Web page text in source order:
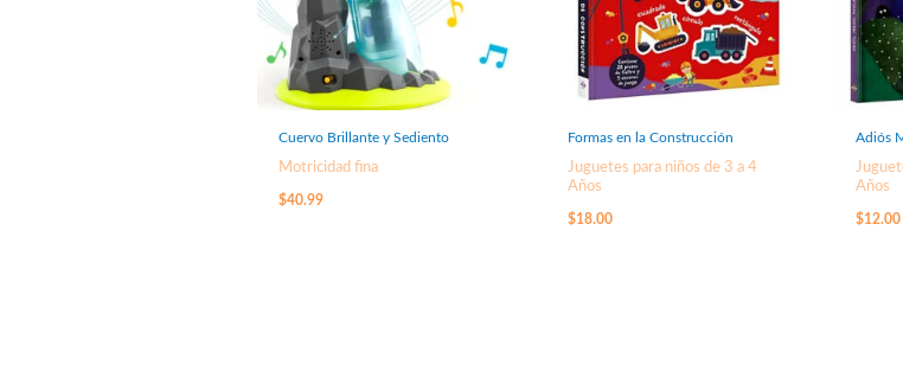
Cuervo Brillante y Sediento
Motricidad fina
$40.99
Formas en la Construcción
Juguetes para niños de 3 a 4
Años
$18.00
Adiós
Años
$12.00